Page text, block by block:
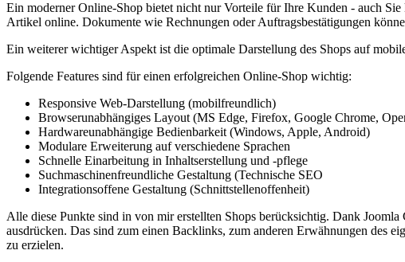
Ein moderner Online-Shop bietet nicht nur Vorteile für Ihre Kunden - auch
Artikel online. Dokumente wie Rechnungen oder Auftragsbestätigungen
Ein weiterer wichtiger Aspekt ist die optimale Darstellung des Shops auf
Folgende Features sind für einen erfolgreichen Online-Shop wichtig:
Responsive Web-Darstellung (mobilfreundlich)
Browserunabhängiges Layout (MS Edge, Firefox, Google Chrome,
Hardwareunabhängige Bedienbarkeit (Windows, Apple, Android)
Modulare Erweiterung auf verschiedene Sprachen
Schnelle Einarbeitung in Inhaltserstellung und -pflege
Suchmaschinenfreundliche Gestaltung (Technische SEO
Integrationsoffene Gestaltung (Schnittstellenoffenheit)
Alle diese Punkte sind in von mir erstellten Shops berücksichtig. Dank
ausdrücken. Das sind zum einen Backlinks, zum anderen Erwähnungen des
zu erzielen.